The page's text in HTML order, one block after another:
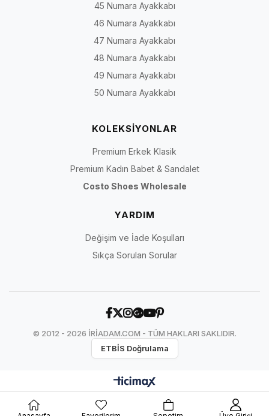
45 Numara Ayakkabı
46 Numara Ayakkabı
47 Numara Ayakkabı
48 Numara Ayakkabı
49 Numara Ayakkabı
50 Numara Ayakkabı
KOLEKSİYONLAR
Premium Erkek Klasik
Premium Kadın Babet & Sandalet
Costo Shoes Wholesale
YARDIM
Değişim ve İade Koşulları
Sıkça Sorulan Sorular
© 2012 - 2026 İRİADAM.COM - TÜM HAKLARI SAKLIDIR.
ETBİS Doğrulama